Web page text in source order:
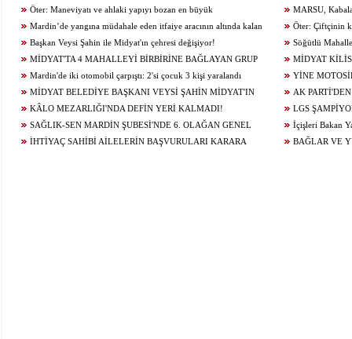
geçti
Öter: Maneviyatı ve ahlaki yapıyı bozan en büyük
olumsuzluklardan biri de sanal kumardır
MARSU,
Yeniliyor
Mardin’de yangına müdahale eden itfaiye aracının altında kalan
itfaiye eri öldü
Öter: Çiftçinin
alınmamalı
Başkan Veysi Şahin ile Midyat'ın çehresi değişiyor!
Söğütlü
Ediyor
MİDYAT'TA 4 MAHALLEYİ BİRBİRİNE BAĞLAYAN GRUP
YOLU YENİLENDİ
MİDYAT
Mardin'de iki otomobil çarpıştı: 2'si çocuk 3 kişi yaralandı
YİNE
ÇARPIŞTI: 1
MİDYAT BELEDİYE BAŞKANI VEYSİ ŞAHİN MİDYAT'IN
GELECEĞİ İÇİN ÇALIŞIYOR...
AK
KÂLO MEZARLIĞI'NDA DEFİN YERİ KALMADI!
LGS
KONUĞU OLDU
SAĞLIK-SEN MARDİN ŞUBESİ'NDE 6. OLAĞAN GENEL
KURUL HEYECANI YAŞANIYOR!
İçişleri Bakan
İHTİYAÇ SAHİBİ AİLELERİN BAŞVURULARI KARARA
BAĞLAR VE